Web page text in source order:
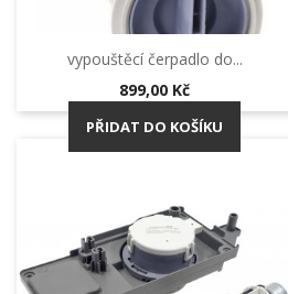
vypouštěcí čerpadlo do...
Cena
899,00 Kč
PŘIDAT DO KOŠÍKU